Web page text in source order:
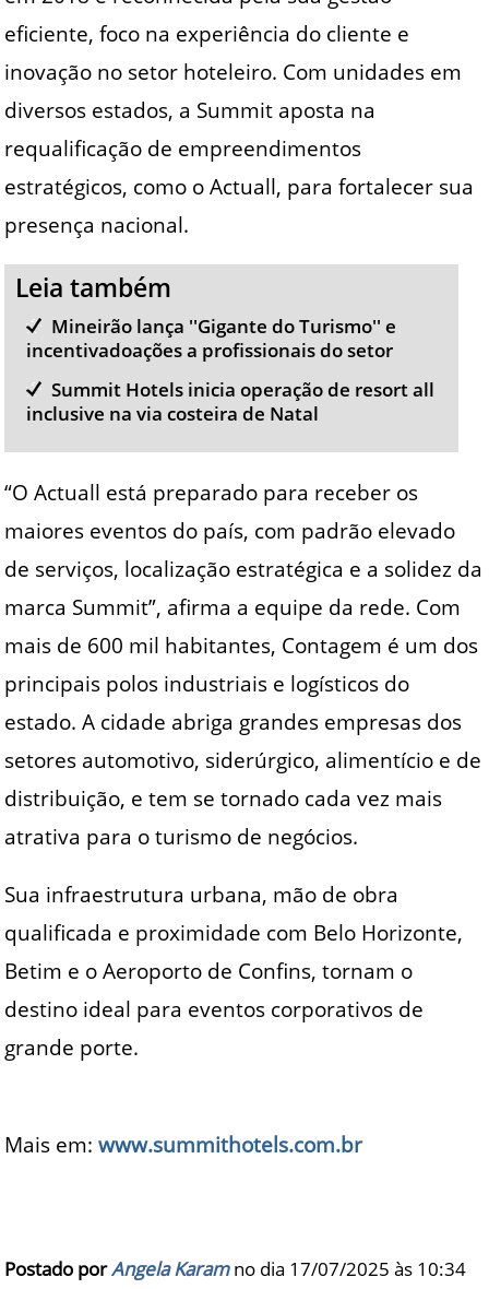
eficiente, foco na experiência do cliente e
inovação no setor hoteleiro. Com unidades em
diversos estados, a Summit aposta na
requalificação de empreendimentos
estratégicos, como o Actuall, para fortalecer sua
presença nacional.
Leia também
Mineirão lança ''Gigante do Turismo'' e
incentivadoações a profissionais do setor
Summit Hotels inicia operação de resort all
inclusive na via costeira de Natal
“O Actuall está preparado para receber os
maiores eventos do país, com padrão elevado
de serviços, localização estratégica e a solidez da
marca Summit”, afirma a equipe da rede. Com
mais de 600 mil habitantes, Contagem é um dos
principais polos industriais e logísticos do
estado. A cidade abriga grandes empresas dos
setores automotivo, siderúrgico, alimentício e de
distribuição, e tem se tornado cada vez mais
atrativa para o turismo de negócios.
Sua infraestrutura urbana, mão de obra
qualificada e proximidade com Belo Horizonte,
Betim e o Aeroporto de Confins, tornam o
destino ideal para eventos corporativos de
grande porte.
Mais em:www.summithotels.com.br
Postado porAngela Karamno dia 17/07/2025 às 10:34